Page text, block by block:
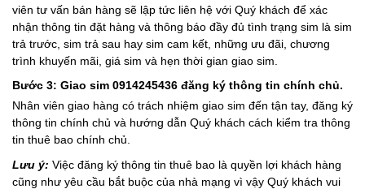
viên tư vấn bán hàng sẽ lập tức liên hệ với Quý khách để xác
nhận thông tin đặt hàng và thông báo đầy đủ tình trạng sim là sim
trả trước, sim trả sau hay sim cam kết, những ưu đãi, chương
trình khuyến mãi, giá sim và hẹn thời gian giao sim.
Bước 3: Giao sim 0914245436 đăng ký thông tin chính chủ.
Nhân viên giao hàng có trách nhiệm giao sim đến tận tay, đăng ký
thông tin chính chủ và hướng dẫn Quý khách cách kiểm tra thông
tin thuê bao chính chủ.
Lưu ý: Việc đăng ký thông tin thuê bao là quyền lợi khách hàng
cũng như yêu cầu bắt buộc của nhà mạng vì vậy Quý khách vui